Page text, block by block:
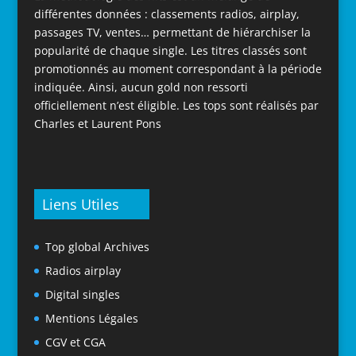
différentes données : classements radios, airplay,
passages TV, ventes… permettant de hiérarchiser la
popularité de chaque single. Les titres classés sont
promotionnés au moment correspondant à la période
indiquée. Ainsi, aucun gold non ressorti
officiellement n’est éligible. Les tops sont réalisés par
Charles et Laurent Pons
Liens Utiles
Top global Archives
Radios airplay
Digital singles
Mentions Légales
CGV et CGA